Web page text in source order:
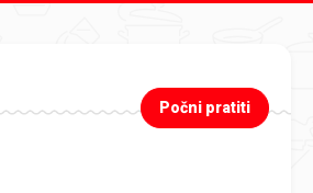
Počni pratiti